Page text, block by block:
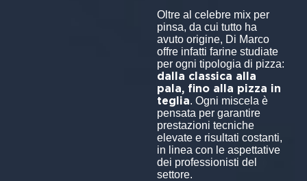
Oltre al celebre mix per
pinsa, da cui tutto ha
avuto origine, Di Marco
offre infatti farine studiate
per ogni tipologia di pizza:
dalla classica alla
pala, fino alla pizza in
teglia. Ogni miscela è
pensata per garantire
prestazioni tecniche
elevate e risultati costanti,
in linea con le aspettative
dei professionisti del
settore.